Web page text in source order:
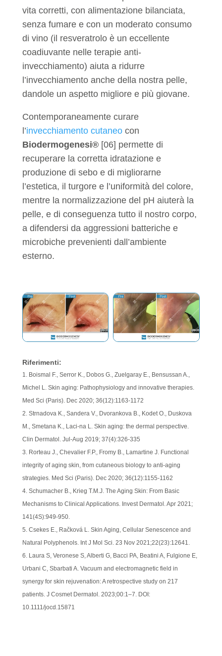
vita corretti, con alimentazione bilanciata,
senza fumare e con un moderato consumo
di vino (il resveratrolo è un eccellente
coadiuvante nelle terapie anti-
invecchiamento) aiuta a ridurre
l’invecchiamento anche della nostra pelle,
dandole un aspetto migliore e più giovane.
Contemporaneamente curare
l’invecchiamento cutaneocon
Biodermogenesi®[06] permette di
recuperare la corretta idratazione e
produzione di sebo e di migliorarne
l’estetica, il turgore e l’uniformità del colore,
mentre la normalizzazione del pH aiuterà la
pelle, e di conseguenza tutto il nostro corpo,
a difendersi da aggressioni batteriche e
microbiche prevenienti dall’ambiente
esterno.
Riferimenti:
Boismal F., Serror K., Dobos G., Zuelgaray E., Bensussan A.,
Michel L. Skin aging: Pathophysiology and innovative therapies.
Med Sci (Paris). Dec 2020; 36(12):1163-1172
Strnadova K., Sandera V., Dvorankova B., Kodet O., Duskova
M., Smetana K., Laci-na L. Skin aging: the dermal perspective.
Clin Dermatol. Jul-Aug 2019; 37(4):326-335
Rorteau J., Chevalier F.P., Fromy B., Lamartine J. Functional
integrity of aging skin, from cutaneous biology to anti-aging
strategies. Med Sci (Paris). Dec 2020; 36(12):1155-1162
Schumacher B., Krieg T.M.J. The Aging Skin: From Basic
Mechanisms to Clinical Applications. Invest Dermatol. Apr 2021;
141(4S):949-950.
Csekes E., Račková L. Skin Aging, Cellular Senescence and
Natural Polyphenols. Int J Mol Sci. 23 Nov 2021;22(23):12641.
Laura S, Veronese S, Alberti G, Bacci PA, Beatini A, Fulgione E,
Urbani C, Sbarbati A. Vacuum and electromagnetic field in
synergy for skin rejuvenation: A retrospective study on 217
patients. J Cosmet Dermatol. 2023;00:1–7. DOI:
10.1111/jocd.15871